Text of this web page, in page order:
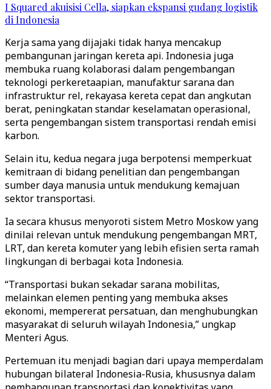
I Squared akuisisi Cella, siapkan ekspansi gudang logistik
di Indonesia
Kerja sama yang dijajaki tidak hanya mencakup
pembangunan jaringan kereta api. Indonesia juga
membuka ruang kolaborasi dalam pengembangan
teknologi perkeretaapian, manufaktur sarana dan
infrastruktur rel, rekayasa kereta cepat dan angkutan
berat, peningkatan standar keselamatan operasional,
serta pengembangan sistem transportasi rendah emisi
karbon.
Selain itu, kedua negara juga berpotensi memperkuat
kemitraan di bidang penelitian dan pengembangan
sumber daya manusia untuk mendukung kemajuan
sektor transportasi.
Ia secara khusus menyoroti sistem Metro Moskow yang
dinilai relevan untuk mendukung pengembangan MRT,
LRT, dan kereta komuter yang lebih efisien serta ramah
lingkungan di berbagai kota Indonesia.
“Transportasi bukan sekadar sarana mobilitas,
melainkan elemen penting yang membuka akses
ekonomi, mempererat persatuan, dan menghubungkan
masyarakat di seluruh wilayah Indonesia,” ungkap
Menteri Agus.
Pertemuan itu menjadi bagian dari upaya memperdalam
hubungan bilateral Indonesia-Rusia, khususnya dalam